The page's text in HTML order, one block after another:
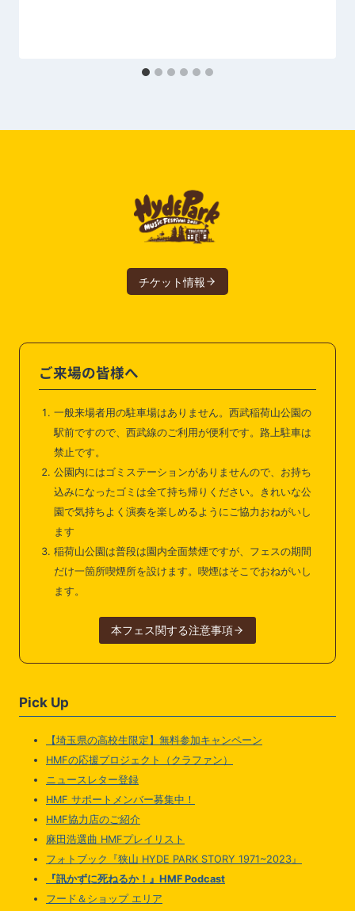
チケット情報
ご来場の皆様へ
一般来場者用の駐車場はありません。西武稲荷山公園の
駅前ですので、西武線のご利用が便利です。路上駐車は
禁止です。
公園内にはゴミステーションがありませんので、お持ち
込みになったゴミは全て持ち帰りください。きれいな公
園で気持ちよく演奏を楽しめるようにご協力おねがいし
ます
稲荷山公園は普段は園内全面禁煙ですが、フェスの期間
だけ一箇所喫煙所を設けます。喫煙はそこでおねがいし
ます。
本フェス関する注意事項
Pick Up
【埼玉県の高校生限定】無料参加キャンペーン
HMFの応援プロジェクト（クラファン）
ニュースレター登録
HMF サポートメンバー募集中！
HMF協力店のご紹介
麻田浩選曲 HMFプレイリスト
フォトブック『狭山 HYDE PARK STORY 1971~2023』
『訊かずに死ねるか！』HMF Podcast
フード＆ショップ エリア